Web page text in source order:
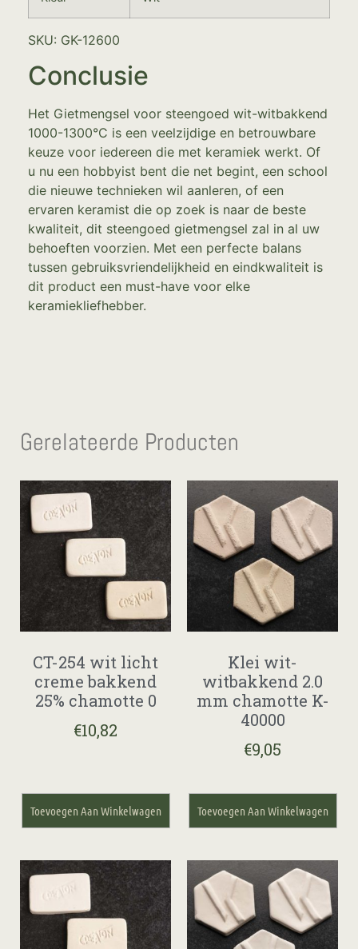
SKU: GK-12600
Conclusie
Het Gietmengsel voor steengoed wit-witbakkend
1000-1300°C is een veelzijdige en betrouwbare
keuze voor iedereen die met keramiek werkt. Of
u nu een hobbyist bent die net begint, een school
die nieuwe technieken wil aanleren, of een
ervaren keramist die op zoek is naar de beste
kwaliteit, dit steengoed gietmengsel zal in al uw
behoeften voorzien. Met een perfecte balans
tussen gebruiksvriendelijkheid en eindkwaliteit is
dit product een must-have voor elke
keramiekliefhebber.
Gerelateerde Producten
CT-254 wit licht
creme bakkend
25% chamotte 0
€10,82
Toevoegen Aan Winkelwagen
Klei wit-
witbakkend 2.0
mm chamotte K-
40000
€9,05
Toevoegen Aan Winkelwagen